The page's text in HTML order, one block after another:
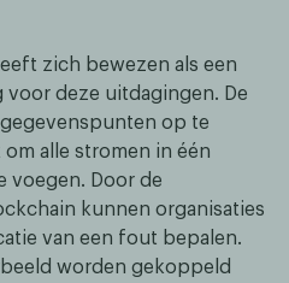
zich bewezen als een
deze uitdagingen. De
op te
alle stromen in één
voegen. Door de
kunnen organisaties
van een fout bepalen.
worden gekoppeld